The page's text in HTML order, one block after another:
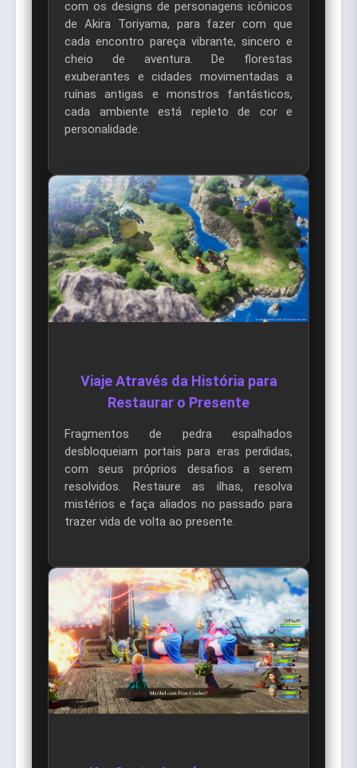
com os designs de personagens icônicos
de Akira Toriyama, para fazer com que
cada encontro pareça vibrante, sincero e
cheio de aventura. De florestas
exuberantes e cidades movimentadas a
ruínas antigas e monstros fantásticos,
cada ambiente está repleto de cor e
personalidade.
Viaje Através da História para
Restaurar o Presente
Fragmentos de pedra espalhados
desbloqueiam portais para eras perdidas,
com seus próprios desafios a serem
resolvidos. Restaure as ilhas, resolva
mistérios e faça aliados no passado para
trazer vida de volta ao presente.